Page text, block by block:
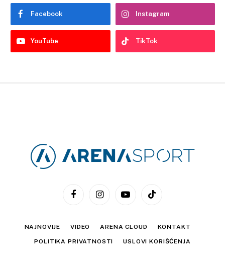
Facebook Instagram
YouTube TikTok
FacebookInstagramYouTubeTikTok
NAJNOVIJE VIDEO ARENA CLOUD KONTAKT
POLITIKA PRIVATNOSTI USLOVI KORIŠĆENJA